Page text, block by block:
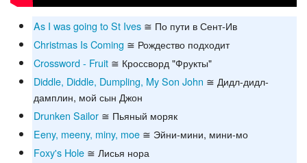
As I was going to St Ives ≅ По пути в Сент-Ив
Christmas Is Coming ≅ Рождество подходит
Crossword - Fruit ≅ Кроссворд "Фрукты"
Diddle, Diddle, Dumpling, My Son John ≅ Дидл-дидл-
дамплин, мой сын Джон
Drunken Sailor ≅ Пьяный моряк
Eeny, meeny, miny, moe ≅ Эйни-мини, мини-мо
Foxy's Hole ≅ Лисья нора